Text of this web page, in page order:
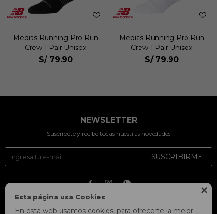

Esta página usa Cookies
En esta web usamos cookies, para ofrecerte la mejor
Medias Running Pro Run
Crew 1 Pair Unisex
S/ 79.90
Medias Running Pro Run
Crew 1 Pair Unisex
S/ 79.90
NEWSLETTER
¡Suscríbete y recibe todas nuestras novedades!
SUSCRIBIRME
  